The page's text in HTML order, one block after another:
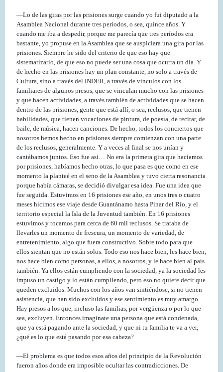
—Lo de las giras por las prisiones surge cuando yo fui diputado a la
Asamblea Nacional durante tres períodos, o sea, quince años. Y
cuando me iba a despedir, porque me parecía que tres períodos era
bastante, yo propuse en la Asamblea que se auspiciara una gira por las
prisiones. Siempre he sido del criterio de que eso hay que
sistematizarlo, de que eso no puede ser una cosa que ocurra un día. Y
de hecho en las prisiones hay un plan constante, no solo a través de
Cultura, sino a través del INDER, a través de vínculos con los
familiares de algunos presos, que se vinculan mucho con las prisiones
y que hacen actividades, a través también de actividades que se hacen
dentro de las prisiones, gente que está allí, o sea, reclusos, que tienen
habilidades, que tienen vocaciones de pintura, de poesía, de recitar, de
baile, de música, hacen canciones. De hecho, todos los conciertos que
nosotros hemos hecho en prisiones siempre comienzan con una parte
de los reclusos, generalmente. Y a veces al final se nos unían y
cantábamos juntos. Eso fue así… No era la primera gira que hacíamos
por prisiones, habíamos hecho otras, lo que pasa es que como en ese
momento la planteé en el seno de la Asamblea y tuvo cierta resonancia
porque había cámaras, se decidió divulgar esa idea. Fue una idea que
fue seguida. Estuvimos en 16 prisiones ese año, en unos tres o cuatro
meses hicimos ese viaje desde Guantánamo hasta Pinar del Río, y el
territorio especial la Isla de la Juventud también. En 16 prisiones
estuvimos y tocamos para cerca de 60 mil reclusos. Se trataba de
llevarles un momento de frescura, un momento de variedad, de
entretenimiento, algo que fuera constructivo. Sobre todo para que
ellos sientan que no están solos. Todo eso nos hace bien, les hace bien,
nos hace bien como personas, a ellos, a nosotros, y le hace bien al país
también. Ya ellos están cumpliendo con la sociedad, ya la sociedad les
impuso un castigo y lo están cumpliendo, pero eso no quiere decir que
queden excluidos. Muchos con los años van sintiéndose, si no tienen
asistencia, que han sido excluidos y ese sentimiento es muy amargo.
Hay presos a los que, incluso las familias, por vergüenza o por lo que
sea, excluyen. Entonces imagínate una persona que está condenada,
que ya está pagando ante la sociedad, y que ni tu familia te va a ver,
¿qué es lo que está pasando por esa cabeza?
—El problema es que todos esos años del principio de la Revolución
fueron años donde era imposible ocultar las contradicciones. De